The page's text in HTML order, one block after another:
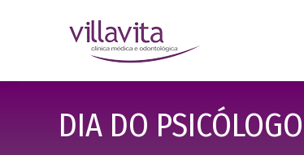
DIA DO PSICÓLOGO